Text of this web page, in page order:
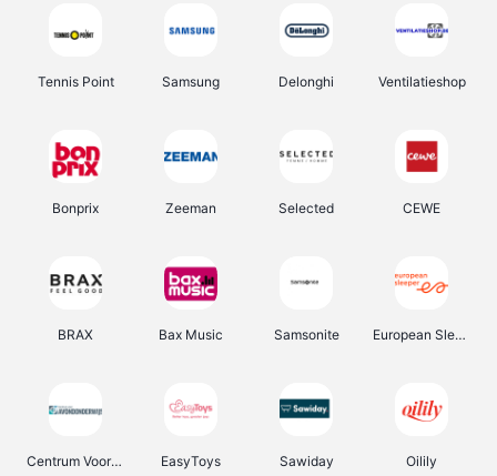
Tennis Point Samsung Delonghi Ventilatieshop
Bonprix Zeeman Selected CEWE
BRAX Bax Music Samsonite European Sleeper
Centrum Voor Avondonderwijs EasyToys Sawiday Oilily